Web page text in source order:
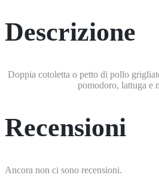
Descrizione
Doppia cotoletta o petto di pollo
pomodoro, lattuga e
Recensioni
Ancora non ci sono recensioni.